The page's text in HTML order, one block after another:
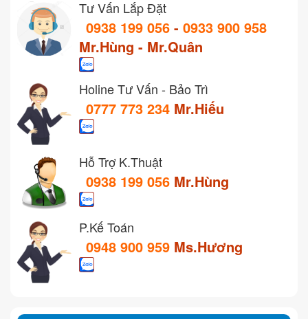
Tư Vấn Lắp Đặt
0938 199 056 - 0933 900 958
Mr.Hùng - Mr.Quân
Holine Tư Vấn - Bảo Trì
0777 773 234 Mr.Hiếu
Hỗ Trợ K.Thuật
0938 199 056 Mr.Hùng
P.Kế Toán
0948 900 959 Ms.Hương